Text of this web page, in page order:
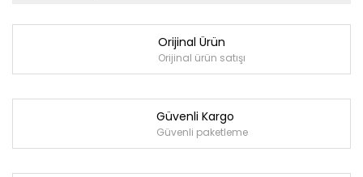
Orijinal Ürün
Orijinal ürün satışı
Güvenli Kargo
Güvenli paketleme